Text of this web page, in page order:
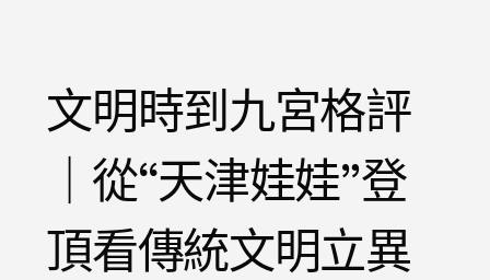
文明時到九宮格評
｜從“天津娃娃”登
頂看傳統文明立異